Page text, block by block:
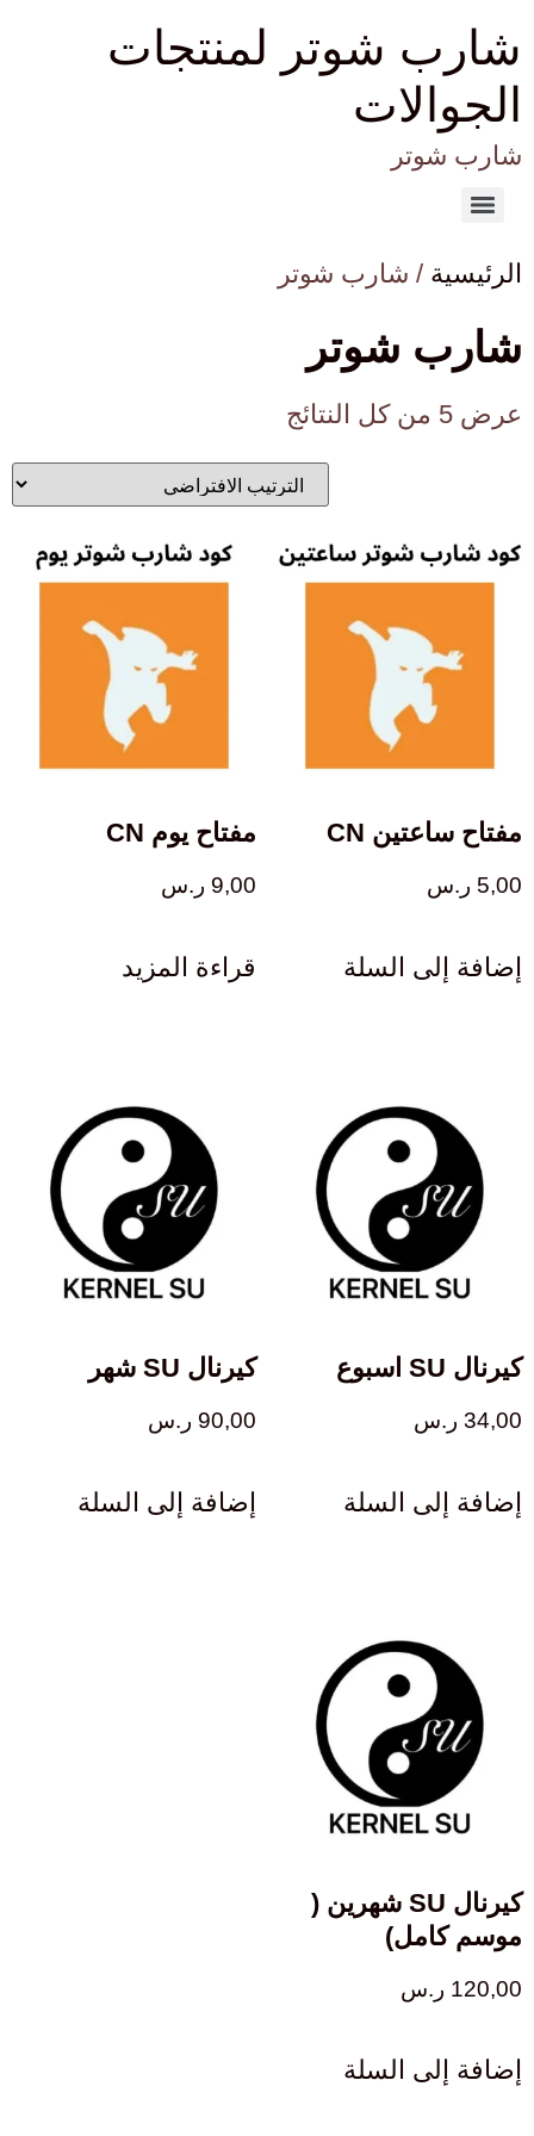
شارب شوتر لمنتجات
الجوالات
شارب شوتر
الرئيسية / شارب شوتر
شارب شوتر
عرض ⁦5⁩ من كل النتائج
مفتاح ساعتين CN
5,00 ر.س
إضافة إلى السلة
مفتاح يوم CN
9,00 ر.س
قراءة المزيد
كيرنال SU اسبوع
34,00 ر.س
إضافة إلى السلة
كيرنال SU شهر
90,00 ر.س
إضافة إلى السلة
كيرنال SU شهرين (
موسم كامل)
120,00 ر.س
إضافة إلى السلة